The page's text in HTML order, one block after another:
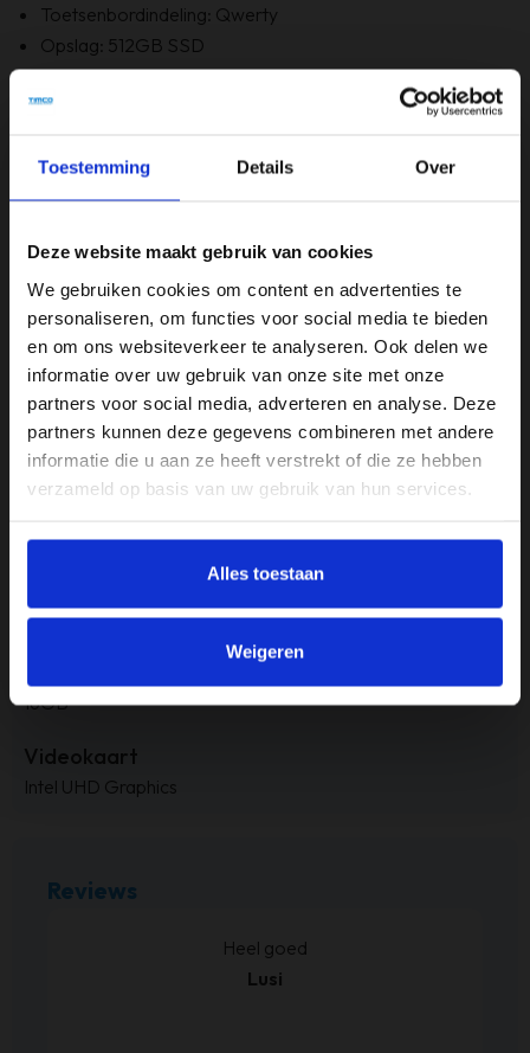
Toestemming Details Over
Deze website maakt gebruik van cookies
We gebruiken cookies om content en advertenties te
personaliseren, om functies voor social media te bieden
en om ons websiteverkeer te analyseren. Ook delen we
informatie over uw gebruik van onze site met onze
partners voor social media, adverteren en analyse. Deze
partners kunnen deze gegevens combineren met andere
informatie die u aan ze heeft verstrekt of die ze hebben
verzameld op basis van uw gebruik van hun services.
Alles toestaan
Weigeren
Toetsenbordindeling: Qwerty
Opslag: 512GB SSD
RAM: 16GB
Optische staat: A- Grade
6 maanden garantie!
Bevat GEEN originele doos
Specificaties
Beeldschermdiagonaal (inch)
14 inch
Merk
Lenovo
Opslagruimte
512GB
Intel i7
16GB
Videokaart
Intel UHD Graphics
Reviews
Heel goed
Lusi